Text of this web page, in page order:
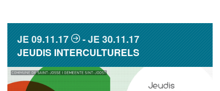
JE09.11.17 JE30.11.17
JEUDIS INTERCULTURELS